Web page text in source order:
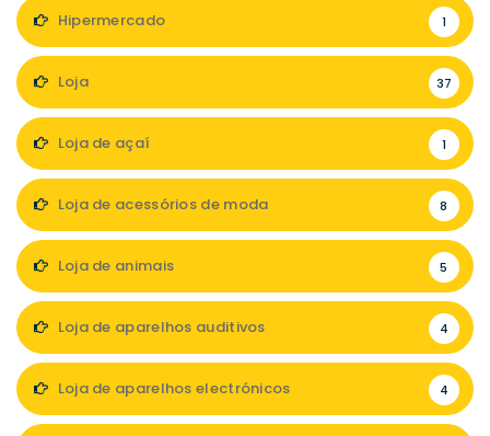
Hipermercado 1
Loja 37
Loja de açaí 1
Loja de acessórios de moda 8
Loja de animais 5
Loja de aparelhos auditivos 4
Loja de aparelhos electrónicos 4